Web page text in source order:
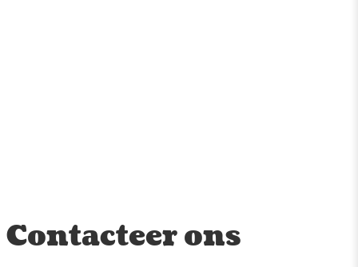
Contacteer ons